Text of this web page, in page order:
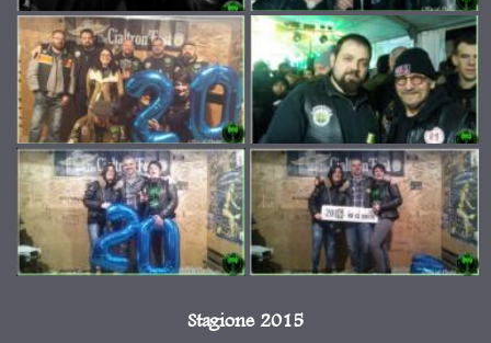
Stagione 2015